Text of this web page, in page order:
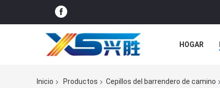
HOGAR
Inicio
Productos Cepillos del barrendero de camino